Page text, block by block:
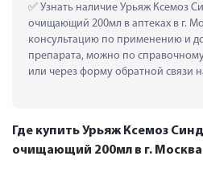
Узнать наличие Урьяж Ксемоз
очищающий 200мл в аптеках в г.
консультацию по применению и
препарата, можно по
или через форму обратной связи
Где купить Урьяж Ксемоз
очищающий 200мл в г. Москва